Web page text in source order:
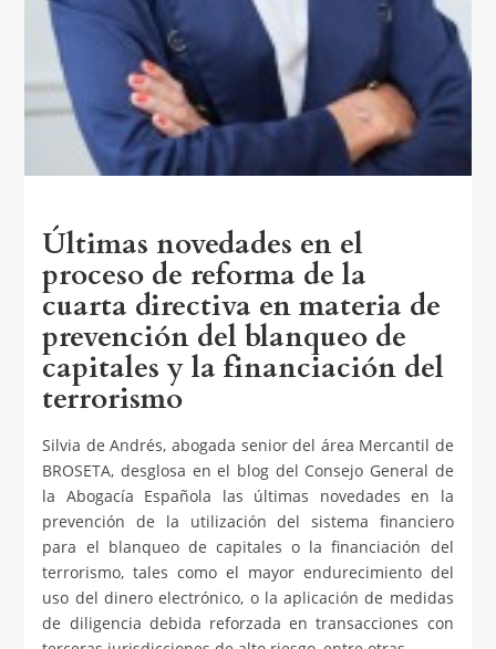
Últimas novedades en el
proceso de reforma de la
cuarta directiva en materia de
prevención del blanqueo de
capitales y la financiación del
terrorismo
Silvia de Andrés, abogada senior del área Mercantil de
BROSETA, desglosa en el blog del Consejo General de
la Abogacía Española las últimas novedades en la
prevención de la utilización del sistema financiero
para el blanqueo de capitales o la financiación del
terrorismo, tales como el mayor endurecimiento del
uso del dinero electrónico, o la aplicación de medidas
de diligencia debida reforzada en transacciones con